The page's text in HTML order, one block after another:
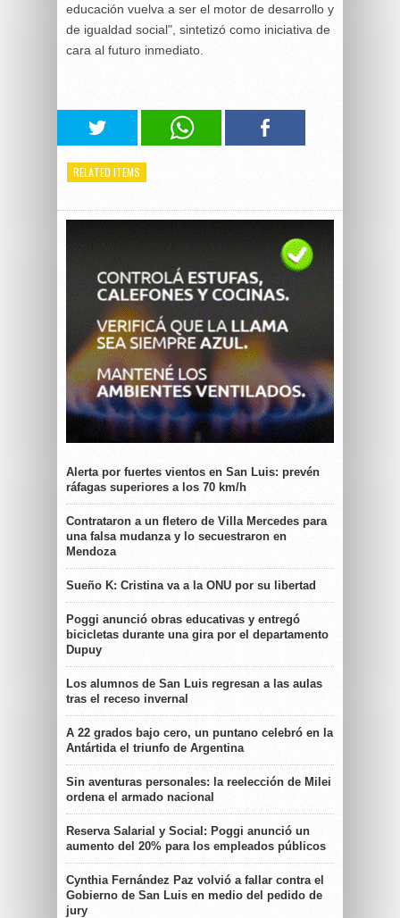
educación vuelva a ser el motor de desarrollo y
de igualdad social", sintetizó como iniciativa de
cara al futuro inmediato.
RELATED ITEMS
Alerta por fuertes vientos en San Luis: prevén
ráfagas superiores a los 70 km/h
Contrataron a un fletero de Villa Mercedes para
una falsa mudanza y lo secuestraron en
Mendoza
Sueño K: Cristina va a la ONU por su libertad
Poggi anunció obras educativas y entregó
bicicletas durante una gira por el departamento
Dupuy
Los alumnos de San Luis regresan a las aulas
tras el receso invernal
A 22 grados bajo cero, un puntano celebró en la
Antártida el triunfo de Argentina
Sin aventuras personales: la reelección de Milei
ordena el armado nacional
Reserva Salarial y Social: Poggi anunció un
aumento del 20% para los empleados públicos
Cynthia Fernández Paz volvió a fallar contra el
Gobierno de San Luis en medio del pedido de
jury